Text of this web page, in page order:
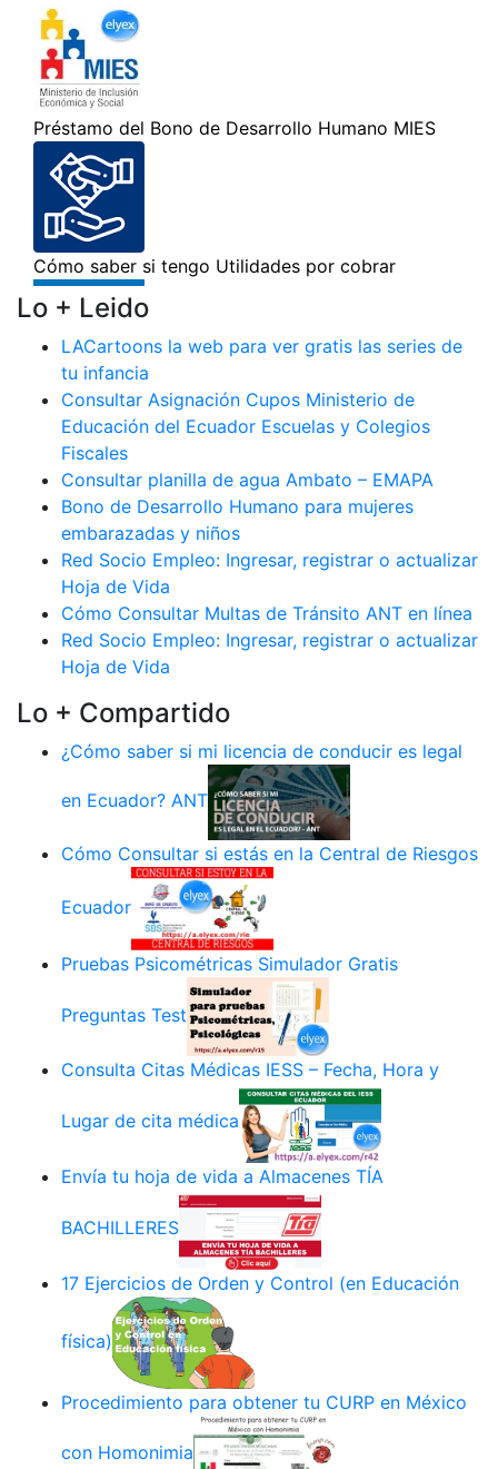
Lo + Leido
LACartoons la web para ver gratis las series de
tu infancia
Consultar Asignación Cupos Ministerio de
Educación del Ecuador Escuelas y Colegios
Fiscales
Consultar planilla de agua Ambato – EMAPA
Bono de Desarrollo Humano para mujeres
embarazadas y niños
Red Socio Empleo: Ingresar, registrar o actualizar
Hoja de Vida
Cómo Consultar Multas de Tránsito ANT en línea
Red Socio Empleo: Ingresar, registrar o actualizar
Hoja de Vida
Lo + Compartido
¿Cómo saber si mi licencia de conducir es legal
en Ecuador? ANT
Cómo Consultar si estás en la Central de Riesgos
Ecuador
Pruebas Psicométricas Simulador Gratis
Preguntas Test
Consulta Citas Médicas IESS – Fecha, Hora y
Lugar de cita médica
Envía tu hoja de vida a Almacenes TÍA
BACHILLERES
17 Ejercicios de Orden y Control (en Educación
física)
Procedimiento para obtener tu CURP en México
con Homonimia